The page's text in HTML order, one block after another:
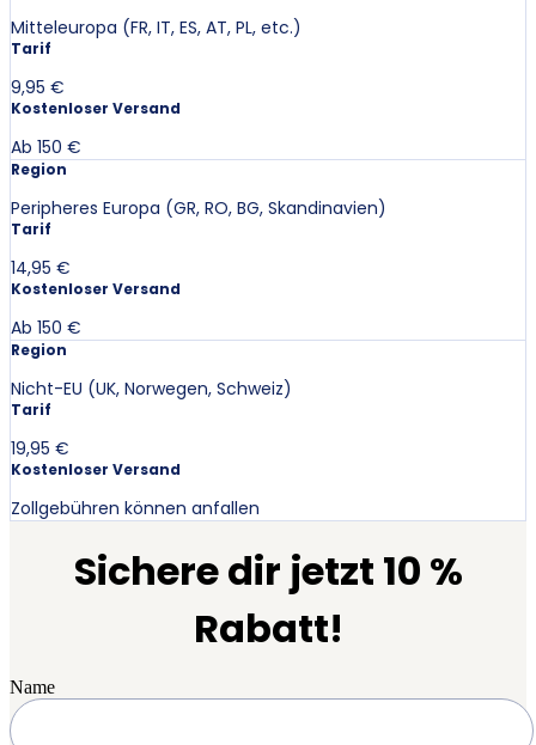
Mitteleuropa (FR, IT, ES, AT, PL, etc.)
Tarif
9,95 €
Kostenloser Versand
Ab 150 €
Region
Peripheres Europa (GR, RO, BG, Skandinavien)
Tarif
14,95 €
Kostenloser Versand
Ab 150 €
Region
Nicht-EU (UK, Norwegen, Schweiz)
Tarif
19,95 €
Kostenloser Versand
Zollgebühren können anfallen
Sichere dir jetzt 10 %
Rabatt!
Name